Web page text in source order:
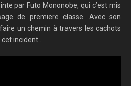
par Futo Mononobe, qui c’est mis
de premiere classe. Avec son
un chemin à travers les cachots
incident…